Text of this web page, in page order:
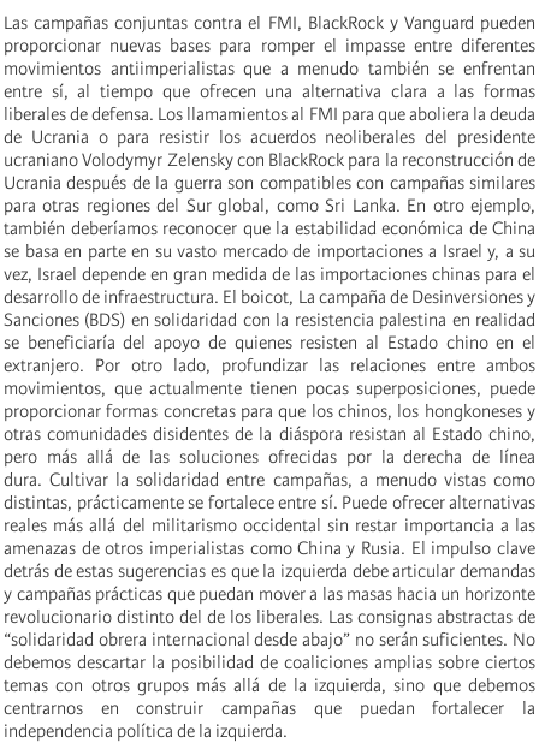
Las campañas conjuntas contra el FMI, BlackRock y Vanguard pueden
proporcionar nuevas bases para romper el impasse entre diferentes
movimientos antiimperialistas que a menudo también se enfrentan
entre sí, al tiempo que ofrecen una alternativa clara a las formas
liberales de defensa. Los llamamientos al FMI para que aboliera la deuda
de Ucrania o para resistir los acuerdos neoliberales del presidente
ucraniano Volodymyr Zelensky con BlackRock para la reconstrucción de
Ucrania después de la guerra son compatibles con campañas similares
para otras regiones del Sur global, como Sri Lanka. En otro ejemplo,
también deberíamos reconocer que la estabilidad económica de China
se basa en parte en su vasto mercado de importaciones a Israel y, a su
vez, Israel depende en gran medida de las importaciones chinas para el
desarrollo de infraestructura. El boicot, La campaña de Desinversiones y
Sanciones (BDS) en solidaridad con la resistencia palestina en realidad
se beneficiaría del apoyo de quienes resisten al Estado chino en el
extranjero. Por otro lado, profundizar las relaciones entre ambos
movimientos, que actualmente tienen pocas superposiciones, puede
proporcionar formas concretas para que los chinos, los hongkoneses y
otras comunidades disidentes de la diáspora resistan al Estado chino,
pero más allá de las soluciones ofrecidas por la derecha de línea
dura. Cultivar la solidaridad entre campañas, a menudo vistas como
distintas, prácticamente se fortalece entre sí. Puede ofrecer alternativas
reales más allá del militarismo occidental sin restar importancia a las
amenazas de otros imperialistas como China y Rusia. El impulso clave
detrás de estas sugerencias es que la izquierda debe articular demandas
y campañas prácticas que puedan mover a las masas hacia un horizonte
revolucionario distinto del de los liberales. Las consignas abstractas de
“solidaridad obrera internacional desde abajo” no serán suficientes. No
debemos descartar la posibilidad de coaliciones amplias sobre ciertos
temas con otros grupos más allá de la izquierda, sino que debemos
centrarnos en construir campañas que puedan fortalecer la
independencia política de la izquierda.